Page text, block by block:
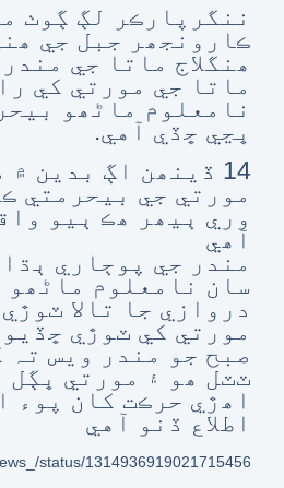
ننگرپارڪر لڳ ڳوٺ مئو
ڪارونجھر جبل جي ھنج
ھنگلاج ماتا جي مندر
ماتا جي مورتي کي رات
نامعلوم ماڻھو
ڀڃي ڇڏي آهي.
14 ڏينھن اڳ بدين ۾
مورتي جي بيحرمتي
وري ٻيھر ھڪ ٻيو
آھي
مندر جي پوڄاري
سان نامعلوم ماڻھو
دروازي جا تالا ٽوڙي
مورتي کي ٽوڙي
صبح جو مندر ويس تہ
ٽٽل ھو ۽ مورتي ڀڳل
اھڙي حرڪت کان پوء
اطلاع ڏنو آهي
status/1314936919021715456